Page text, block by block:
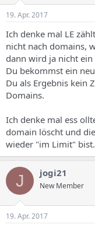
19. Apr. 2017
Ich denke mal LE
nicht nach domains,
dann wird ja nicht
Du bekommst ein
Du als Ergebnis kein
Domains.
Ich denke mal ess
domain löscht und
wieder "im Limit" bist.
J jogi21
New Member
19. Apr. 2017